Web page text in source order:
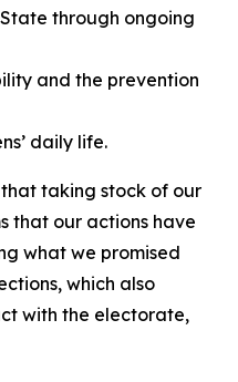
through ongoing
and the prevention
daily life.
taking stock of our
that our actions have
what we promised
which also
with the electorate,